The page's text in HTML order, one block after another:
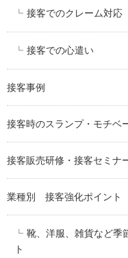
接客でのクレーム対応
接客での心遣い
接客事例
接客時のスランプ・モチベ
接客販売研修・接客セミナ
業種別 接客強化ポイント
靴、洋服、雑貨など季
ト